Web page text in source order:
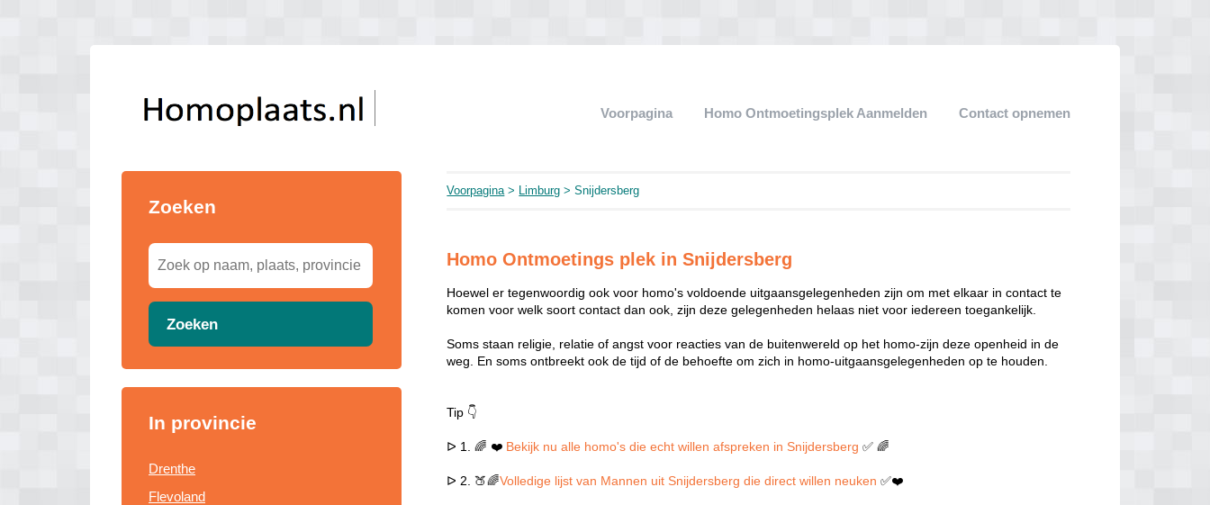
Voorpagina Homo Ontmoetingsplek Aanmelden Contact opnemen
Zoeken
Zoeken
In provincie
Drenthe
Flevoland
Voorpagina> Limburg > Snijdersberg
Homo Ontmoetings plek in Snijdersberg
Hoewel er tegenwoordig ook voor homo's voldoende uitgaansgelegenheden zijn om met elkaar in contact te
komen voor welk soort contact dan ook, zijn deze gelegenheden helaas niet voor iedereen toegankelijk.
Soms staan religie, relatie of angst voor reacties van de buitenwereld op het homo-zijn deze openheid in de
weg. En soms ontbreekt ook de tijd of de behoefte om zich in homo-uitgaansgelegenheden op te houden.
Tip 👇
ᐅ 1. 🌈 ❤️ Bekijk nu alle homo's die echt willen afspreken in Snijdersberg ✅ 🌈
ᐅ 2. 🍑🌈Volledige lijst van Mannen uit Snijdersberg die direct willen neuken✅❤️